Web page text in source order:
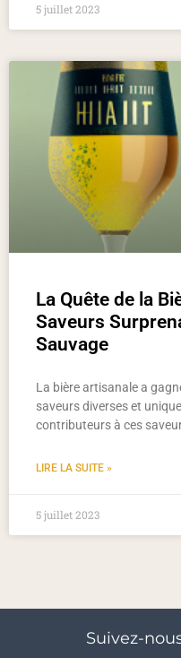
5 juillet 2023
La Quête de la
Saveurs
Sauvage
La bière artisanale a
saveurs diverses et
contributeurs à ces
LIRE LA SUITE »
5 juillet 2023
Suivez-